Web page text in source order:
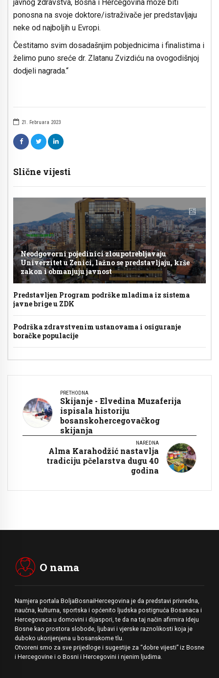
21. Februara 2023
Slične vijesti
Neodgovorni pojedinici zloupotrebljavaju
Univerzitet u Zenici, lažno se predstavljaju, krše
zakon i obmanjuju javnost
Predstavljen Program podrške mladima iz sistema
javne brige u ZDK
Podrška zdravstvenim ustanovama i osiguranje
boračke populacije
javnog zdravstva, Bosna i Hercegovina može biti
ponosna na svoje doktore/istraživače jer predstavljaju
neke od najboljih u Evropi.
Čestitamo svim dosadašnjim pobjednicima i finalistima i
želimo puno sreće dr. Zlatanu Zvizdiću na ovogodišnjoj
dodjeli nagrada.“
PRETHODNA
Skijanje - Elvedina Muzaferija
ispisala historiju
bosanskohercegovačkog
skijanja
NAREDNA
Alma Karahodžić nastavlja
tradiciju pčelarstva dugu 40
godina
O nama
Namjera portala BoljaBosnaiHercegovina je da predstavi privredna,
naučna, kulturna, sportska i općenito ljudska postignuća Bosanaca i
Hercegovaca u domovini i dijaspori, te da na taj način afirmira Ideju
Bosne kao prostora slobode, ljubavi i vjerske raznolikosti koja je
duboko ukorijenjena u bosanskome tlu.
Otvoreni smo za sve prijedloge i sugestije za “dobre vijesti” iz Bosne
i Hercegovine i o Bosni i Hercegovini i njenim ljudima.